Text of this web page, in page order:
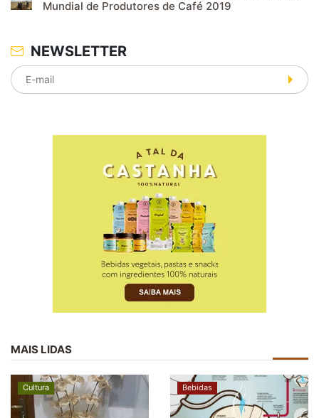
Mundial de Produtores de Café 2019
NEWSLETTER
MAIS LIDAS
Cultura Bebidas